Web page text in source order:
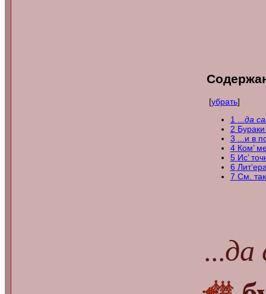
[убрать]
1
да
2
3
...и в
4 Ком’
5 Ис’
6
7 См.
...